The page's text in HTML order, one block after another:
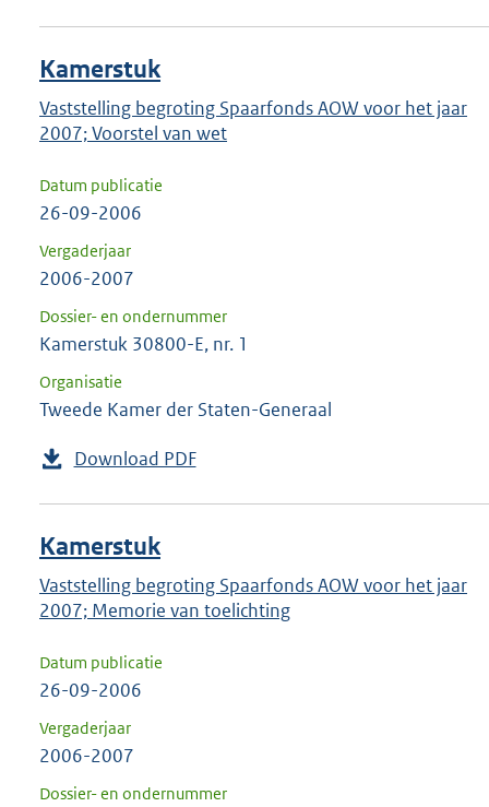
Kamerstuk
Vaststelling begroting Spaarfonds AOW voor het jaar
2007; Voorstel van wet
Datum publicatie
26-09-2006
Vergaderjaar
2006-2007
Dossier- en ondernummer
Kamerstuk 30800-E, nr. 1
Organisatie
Tweede Kamer der Staten-Generaal
Download PDF
Kamerstuk
Vaststelling begroting Spaarfonds AOW voor het jaar
2007; Memorie van toelichting
Datum publicatie
26-09-2006
Vergaderjaar
2006-2007
Dossier- en ondernummer